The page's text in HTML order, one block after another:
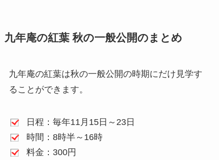
九年庵の紅葉 秋の一般公開のまとめ
九年庵の紅葉は秋の一般公開の時期にだけ見学す
ることができます。
日程：毎年11月15日～23日
時間：8時半～16時
料金：300円